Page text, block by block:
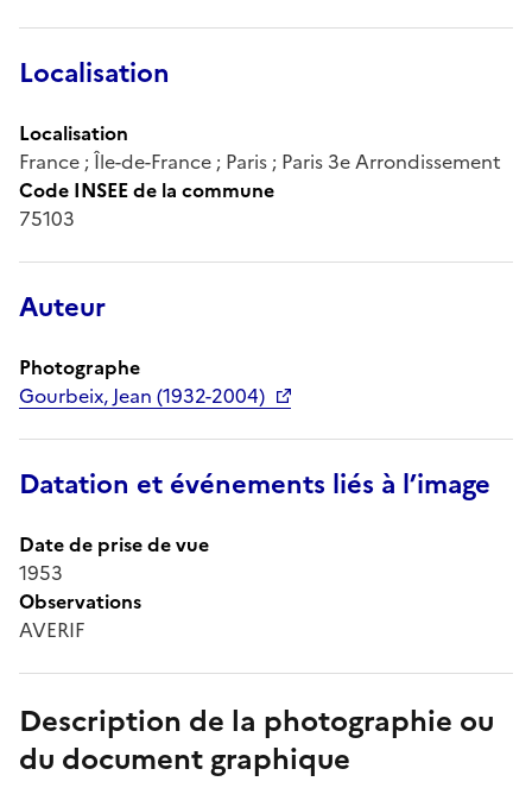
Localisation
Localisation
France ; Île-de-France ; Paris ; Paris 3e Arrondissement
Code INSEE de la commune
75103
Auteur
Photographe
Gourbeix, Jean (1932-2004)
Datation et événements liés à l’image
Date de prise de vue
1953
Observations
AVERIF
Description de la photographie ou
du document graphique